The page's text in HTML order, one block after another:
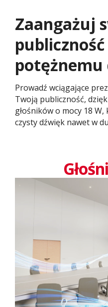
Zaangażuj
Prowadź wciągające
Twoją publiczność,
głośników o mocy 18
czysty dźwięk nawet w